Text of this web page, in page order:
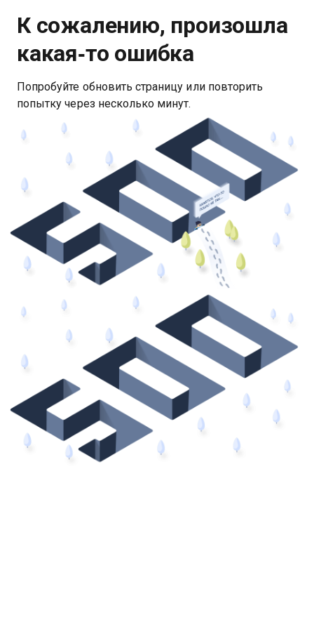
К сожалению, произошла
какая‑то ошибка
Попробуйте обновить страницу или повторить
попытку через несколько минут.